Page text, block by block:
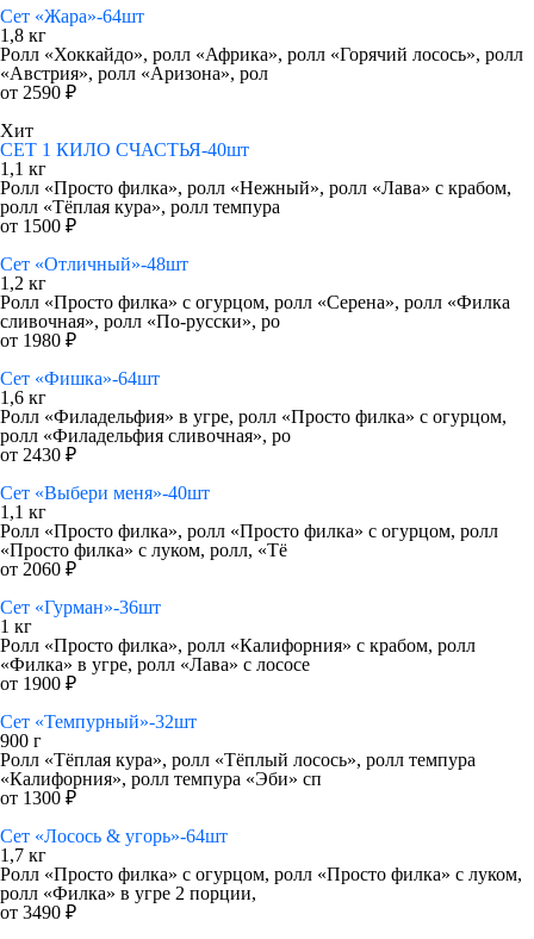
Сет «Жара»-64шт
1,8 кг
Ролл «Хоккайдо», ролл «Африка», ролл «Горячий лосось», ролл
«Австрия», ролл «Аризона», рол
от 2590 ₽
Хит
СЕТ 1 КИЛО СЧАСТЬЯ-40шт
1,1 кг
Ролл «Просто филка», ролл «Нежный», ролл «Лава» с крабом,
ролл «Тёплая кура», ролл темпура
от 1500 ₽
Сет «Отличный»-48шт
1,2 кг
Ролл «Просто филка» с огурцом, ролл «Серена», ролл «Филка
сливочная», ролл «По-русски», ро
от 1980 ₽
Сет «Фишка»-64шт
1,6 кг
Ролл «Филадельфия» в угре, ролл «Просто филка» с огурцом,
ролл «Филадельфия сливочная», ро
от 2430 ₽
Сет «Выбери меня»-40шт
1,1 кг
Ролл «Просто филка», ролл «Просто филка» с огурцом, ролл
«Просто филка» с луком, ролл, «Тё
от 2060 ₽
Сет «Гурман»-36шт
1 кг
Ролл «Просто филка», ролл «Калифорния» с крабом, ролл
«Филка» в угре, ролл «Лава» с лососе
от 1900 ₽
Сет «Темпурный»-32шт
900 г
Ролл «Тёплая кура», ролл «Тёплый лосось», ролл темпура
«Калифорния», ролл темпура «Эби» сп
от 1300 ₽
Сет «Лосось & угорь»-64шт
1,7 кг
Ролл «Просто филка» с огурцом, ролл «Просто филка» с луком,
ролл «Филка» в угре 2 порции,
от 3490 ₽